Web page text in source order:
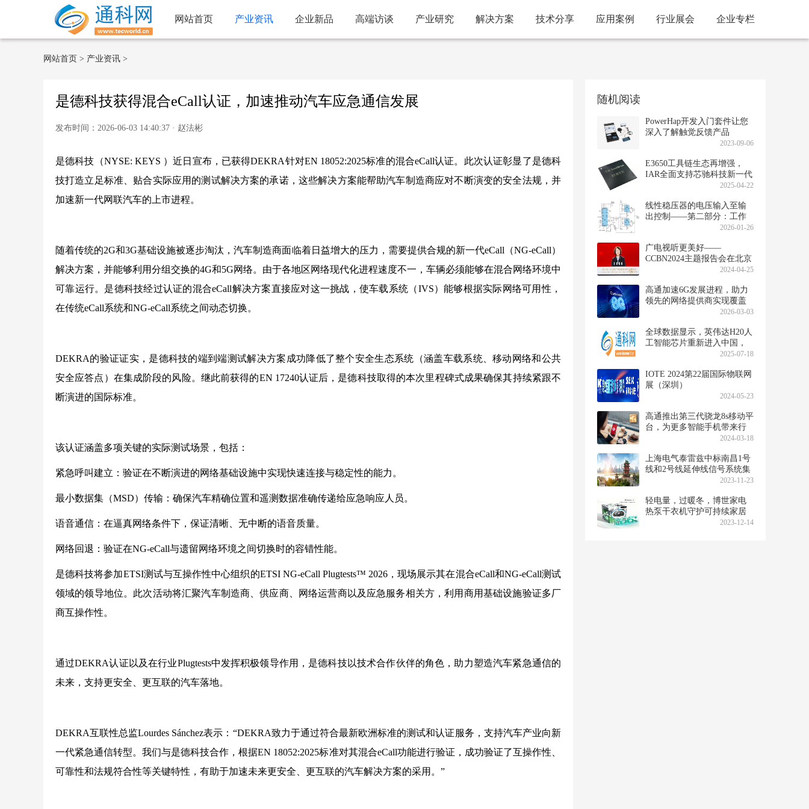
网站首页 产业资讯 企业新品 高端访谈 产业研究 解决方案 技术分享 应用案例 行业展会 企业专栏
网站首页 > 产业资讯 >
是德科技获得混合eCall认证，加速推动汽车应急通信发展
发布时间：2026-06-03 14:40:37 · 赵法彬
是德科技（NYSE: KEYS ）近日宣布，已获得DEKRA针对EN 18052:2025标准的混合eCall认证。此次认证彰显了是德科
技打造立足标准、贴合实际应用的测试解决方案的承诺，这些解决方案能帮助汽车制造商应对不断演变的安全法规，并
加速新一代网联汽车的上市进程。
随着传统的2G和3G基础设施被逐步淘汰，汽车制造商面临着日益增大的压力，需要提供合规的新一代eCall（NG-eCall）
解决方案，并能够利用分组交换的4G和5G网络。由于各地区网络现代化进程速度不一，车辆必须能够在混合网络环境中
可靠运行。是德科技经过认证的混合eCall解决方案直接应对这一挑战，使车载系统（IVS）能够根据实际网络可用性，
在传统eCall系统和NG-eCall系统之间动态切换。
DEKRA的验证证实，是德科技的端到端测试解决方案成功降低了整个安全生态系统（涵盖车载系统、移动网络和公共
安全应答点）在集成阶段的风险。继此前获得的EN 17240认证后，是德科技取得的本次里程碑式成果确保其持续紧跟不
断演进的国际标准。
该认证涵盖多项关键的实际测试场景，包括：
紧急呼叫建立：验证在不断演进的网络基础设施中实现快速连接与稳定性的能力。
最小数据集（MSD）传输：确保汽车精确位置和遥测数据准确传递给应急响应人员。
语音通信：在逼真网络条件下，保证清晰、无中断的语音质量。
网络回退：验证在NG-eCall与遗留网络环境之间切换时的容错性能。
是德科技将参加ETSI测试与互操作性中心组织的ETSI NG-eCall Plugtests™ 2026，现场展示其在混合eCall和NG-eCall测试
领域的领导地位。此次活动将汇聚汽车制造商、供应商、网络运营商以及应急服务相关方，利用商用基础设施验证多厂
商互操作性。
通过DEKRA认证以及在行业Plugtests中发挥积极领导作用，是德科技以技术合作伙伴的角色，助力塑造汽车紧急通信的
未来，支持更安全、更互联的汽车落地。
DEKRA互联性总监Lourdes Sánchez表示：“DEKRA致力于通过符合最新欧洲标准的测试和认证服务，支持汽车产业向新
一代紧急通信转型。我们与是德科技合作，根据EN 18052:2025标准对其混合eCall功能进行验证，成功验证了互操作性、
可靠性和法规符合性等关键特性，有助于加速未来更安全、更互联的汽车解决方案的采用。”
随机阅读
PowerHap开发入门套件让您
深入了解触觉反馈产品
2023-09-06
E3650工具链生态再增强，
IAR全面支持芯驰科技新一代
2025-04-22
线性稳压器的电压输入至输
出控制——第二部分：工作
2026-01-26
广电视听更美好——
CCBN2024主题报告会在北京
2024-04-25
高通加速6G发展进程，助力
领先的网络提供商实现覆盖
终端到数据中心的转型2026-03-03
全球数据显示，英伟达H20人
工智能芯片重新进入中国，
成为X界影响者的趋势2025-07-18
IOTE 2024第22届国际物联网
展（深圳）
2024-05-23
高通推出第三代骁龙8s移动平
台，为更多智能手机带来行
2024-03-18
上海电气泰雷兹中标南昌1号
线和2号线延伸线信号系统集
2023-11-23
轻电量，过暖冬，博世家电
热泵干衣机守护可持续家居
2023-12-14